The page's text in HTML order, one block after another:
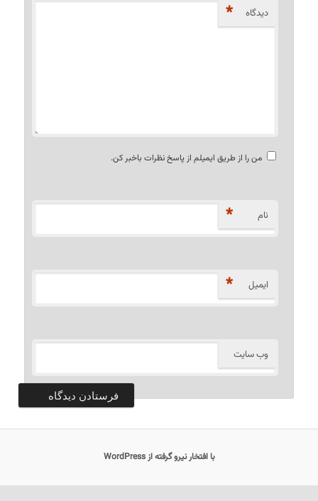
دیدگاه *
من را از طریق ایمیلم از پاسخ نظرات باخبر کن.
نام *
ایمیل *
وب‌ سایت
با افتخار نیرو گرفته از WordPress